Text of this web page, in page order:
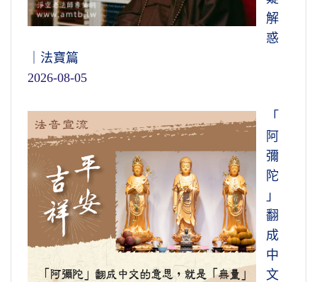
解
惑
｜法寶篇
2026-08-05
「
阿
彌
陀
」
翻
成
中
文